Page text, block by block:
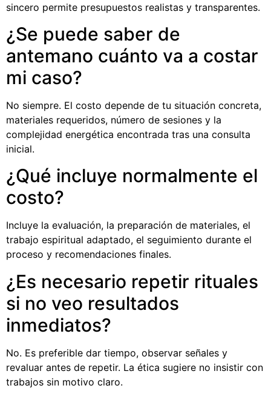
sincero permite presupuestos realistas y transparentes.
¿Se puede saber de
antemano cuánto va a costar
mi caso?
No siempre. El costo depende de tu situación concreta,
materiales requeridos, número de sesiones y la
complejidad energética encontrada tras una consulta
inicial.
¿Qué incluye normalmente el
costo?
Incluye la evaluación, la preparación de materiales, el
trabajo espiritual adaptado, el seguimiento durante el
proceso y recomendaciones finales.
¿Es necesario repetir rituales
si no veo resultados
inmediatos?
No. Es preferible dar tiempo, observar señales y
revaluar antes de repetir. La ética sugiere no insistir con
trabajos sin motivo claro.